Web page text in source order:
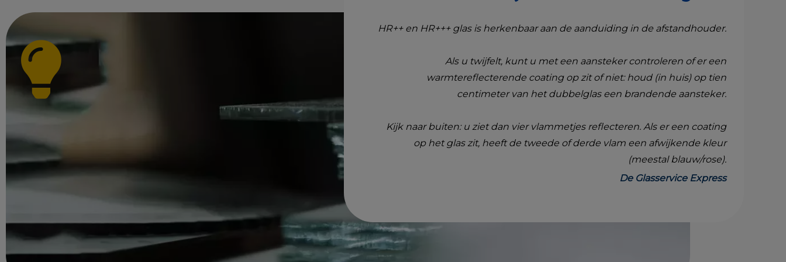
HR++ en HR+++ glas is herkenbaar aan de aanduiding in de afstandhouder.
Als u twijfelt, kunt u met een aansteker controleren of er een
warmtereflecterende coating op zit of niet: houd (in huis) op tien
centimeter van het dubbelglas een brandende aansteker.
Kijk naar buiten: u ziet dan vier vlammetjes reflecteren. Als er een coating
op het glas zit, heeft de tweede of derde vlam een afwijkende kleur
(meestal blauw/rose).
De Glasservice Express